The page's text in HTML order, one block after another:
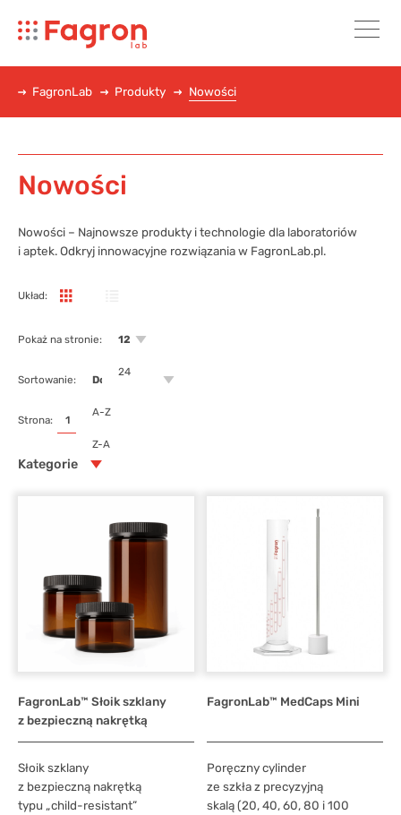
FagronLab Produkty Nowości
Nowości
Nowości – Najnowsze produkty i technologie dla laboratoriów
i aptek. Odkryj innowacyjne rozwiązania w FagronLab.pl.
Kategorie
Wszystkie kategorie
Kapsułkarki
Komory laminarne
Komory nadciśnieniowe
Lodówki farmaceutyczne
Miksery recepturowe, tuby i akcesoria
Tuby
Akcesoria
Nowości
Polecane
Opakowania farmaceutyczne
Układ:
Pokaż na stronie: 12
24
Sortowanie: Domyślnie
A-Z
Z-A
Strona: 1
FagronLab™ Słoik szklany
z bezpieczną nakrętką
Słoik szklany
z bezpieczną nakrętką
typu „child-resistant”
FagronLab™ MedCaps Mini
Poręczny cylinder
ze szkła z precyzyjną
skalą (20, 40, 60, 80 i 100